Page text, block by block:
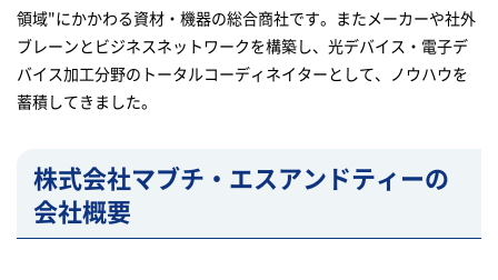
領域"にかかわる資材・機器の総合商社です。またメーカーや社外
ブレーンとビジネスネットワークを構築し、光デバイス・電子デ
バイス加工分野のトータルコーディネイターとして、ノウハウを
蓄積してきました。
株式会社マブチ・エスアンドティーの
会社概要